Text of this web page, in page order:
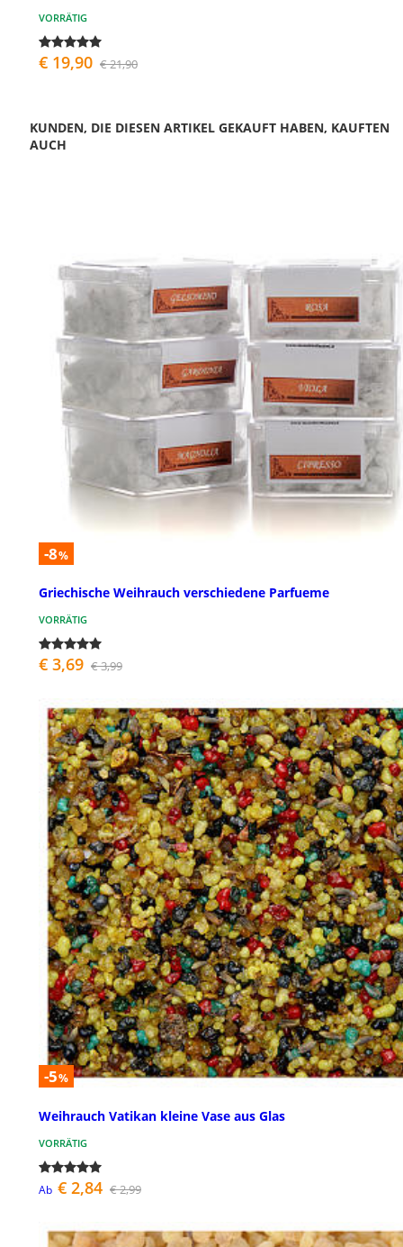
VORRÄTIG
€ 19,90 € 21,90
KUNDEN, DIE DIESEN ARTIKEL GEKAUFT HABEN, KAUFTEN
AUCH
-8%
Griechische Weihrauch verschiedene Parfueme
VORRÄTIG
€ 3,69 € 3,99
-5%
Weihrauch Vatikan kleine Vase aus Glas
VORRÄTIG
Ab € 2,84 € 2,99